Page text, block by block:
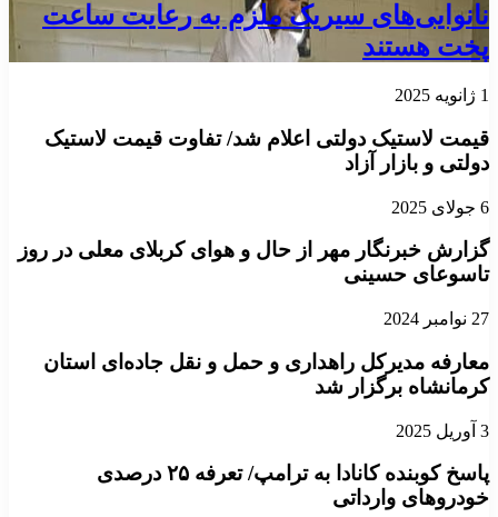
نانوایی‌های سیریک ملزم به رعایت ساعت
پخت هستند
1 ژانویه 2025
قیمت لاستیک دولتی اعلام شد/ تفاوت قیمت لاستیک
دولتی و بازار آزاد
6 جولای 2025
گزارش خبرنگار مهر از حال و هوای کربلای معلی در روز
تاسوعای حسینی
27 نوامبر 2024
معارفه مدیرکل راهداری و حمل و نقل جاده‌ای استان
کرمانشاه برگزار شد
3 آوریل 2025
پاسخ کوبنده کانادا به ترامپ/ تعرفه ۲۵ درصدی
خودرو‌های وارداتی